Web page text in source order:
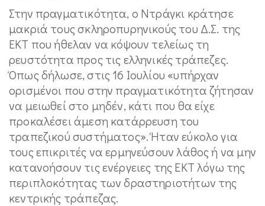
Στην πραγματικότητα, ο Ντράγκι κράτησε
μακριά τους σκληροπυρηνικούς του Δ.Σ. της
ΕΚΤ που ήθελαν να κόψουν τελείως τη
ρευστότητα προς τις ελληνικές τράπεζες.
Όπως δήλωσε, στις 16 Ιουλίου «υπήρχαν
ορισμένοι που στην πραγματικότητα ζήτησαν
να μειωθεί στο μηδέν, κάτι που θα είχε
προκαλέσει άμεση κατάρρευση του
τραπεζικού συστήματος». Ήταν εύκολο για
τους επικριτές να ερμηνεύσουν λάθος ή να μην
κατανοήσουν τις ενέργειες της ΕΚΤ λόγω της
περιπλοκότητας των δραστηριοτήτων της
κεντρικής τράπεζας.